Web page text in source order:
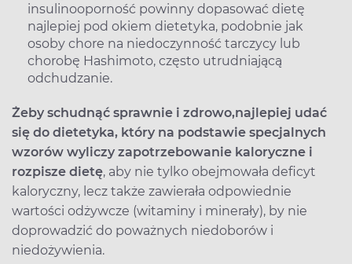
insulinooporność powinny dopasować dietę
najlepiej pod okiem dietetyka, podobnie jak
osoby chore na niedoczynność tarczycy lub
chorobę Hashimoto, często utrudniającą
odchudzanie.
Żeby schudnąć sprawnie i zdrowo,najlepiej udać
się do dietetyka, który na podstawie specjalnych
wzorów wyliczy zapotrzebowanie kaloryczne i
rozpisze dietę, aby nie tylko obejmowała deficyt
kaloryczny, lecz także zawierała odpowiednie
wartości odżywcze (witaminy i minerały), by nie
doprowadzić do poważnych niedoborów i
niedożywienia.